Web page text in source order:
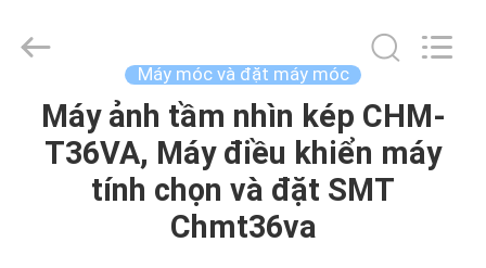
TRANG
CHỦ
2026
Máy móc và đặt máy móc
Máy ảnh tầm nhìn kép CHM-
T36VA, Máy điều khiển máy
tính chọn và đặt SMT
Chmt36va